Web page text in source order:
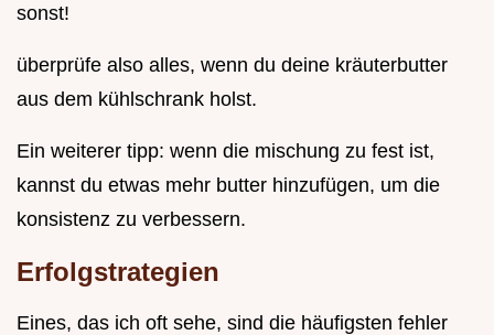
sonst!
überprüfe also alles, wenn du deine kräuterbutter
aus dem kühlschrank holst.
Ein weiterer tipp: wenn die mischung zu fest ist,
kannst du etwas mehr butter hinzufügen, um die
konsistenz zu verbessern.
Erfolgstrategien
Eines, das ich oft sehe, sind die häufigsten fehler